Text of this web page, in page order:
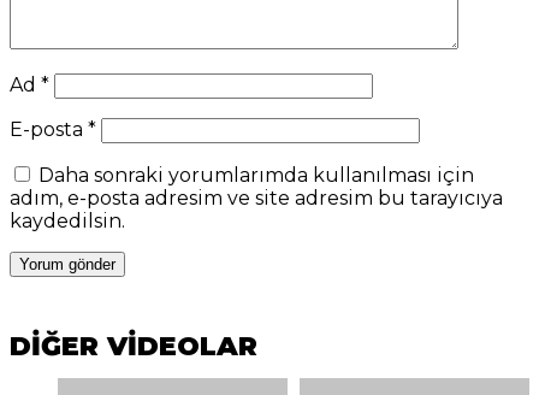
Ad *
E-posta *
Daha sonraki yorumlarımda kullanılması için
adım, e-posta adresim ve site adresim bu tarayıcıya
kaydedilsin.
DİĞER VİDEOLAR